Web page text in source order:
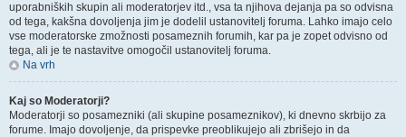
uporabniških skupin ali moderatorjev itd., vsa ta njihova dejanja pa so odvisna
od tega, kakšna dovoljenja jim je dodelil ustanovitelj foruma. Lahko imajo celo
vse moderatorske zmožnosti posameznih forumih, kar pa je zopet odvisno od
tega, ali je te nastavitve omogočil ustanovitelj foruma.
Na vrh
Kaj so Moderatorji?
Moderatorji so posamezniki (ali skupine posameznikov), ki dnevno skrbijo za
forume. Imajo dovoljenje, da prispevke preoblikujejo ali zbrišejo in da